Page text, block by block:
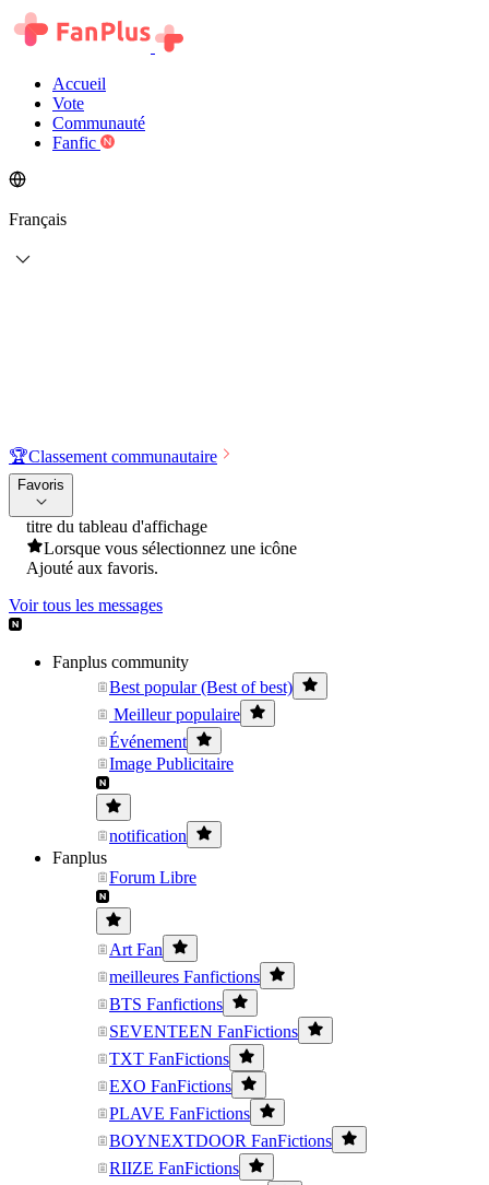
Accueil
Vote
Communauté
Fanfic
Français
🏆Classement communautaire
Favoris
titre du tableau d'affichage
Lorsque vous sélectionnez une icône
Ajouté aux favoris.
Voir tous les messages
Fanplus community
Best popular (Best of best)
Meilleur populaire
Événement
Image Publicitaire
notification
Fanplus
Forum Libre
Art Fan
meilleures Fanfictions
BTS Fanfictions
SEVENTEEN FanFictions
TXT FanFictions
EXO FanFictions
PLAVE FanFictions
BOYNEXTDOOR FanFictions
RIIZE FanFictions